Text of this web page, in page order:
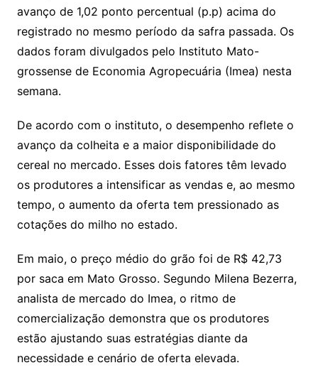
avanço de 1,02 ponto percentual (p.p) acima do
registrado no mesmo período da safra passada. Os
dados foram divulgados pelo Instituto Mato-
grossense de Economia Agropecuária (Imea) nesta
semana.
De acordo com o instituto, o desempenho reflete o
avanço da colheita e a maior disponibilidade do
cereal no mercado. Esses dois fatores têm levado
os produtores a intensificar as vendas e, ao mesmo
tempo, o aumento da oferta tem pressionado as
cotações do milho no estado.
Em maio, o preço médio do grão foi de R$ 42,73
por saca em Mato Grosso. Segundo Milena Bezerra,
analista de mercado do Imea, o ritmo de
comercialização demonstra que os produtores
estão ajustando suas estratégias diante da
necessidade e cenário de oferta elevada.